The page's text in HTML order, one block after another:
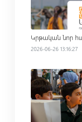
Կրթական նոր
2026-06-26 13:16:27
Read more